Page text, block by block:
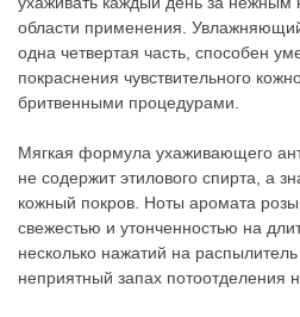
области применения.
одна четвертая часть, способен
покраснения чувствительного
бритвенными процедурами.
Мягкая формула ухаживающего
не содержит этилового спирта, а
кожный покров. Ноты аромата
свежестью и утонченностью на
несколько нажатий на
неприятный запах потоотделения